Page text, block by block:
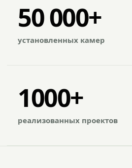
50 000+
установленных камер
1000+
реализованных проектов